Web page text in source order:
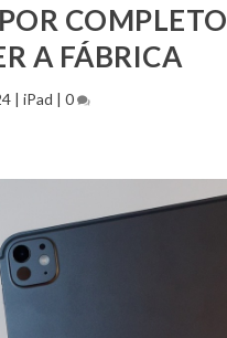
A FÁBRICA
|iPad |0